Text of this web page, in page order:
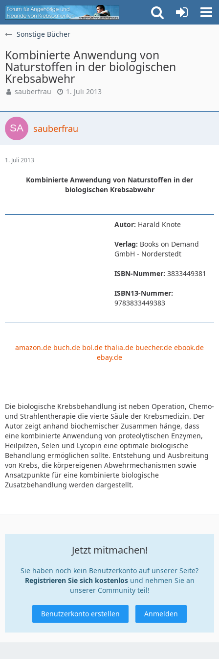
Sonstige Bücher
Kombinierte Anwendung von
Naturstoffen in der biologischen
Krebsabwehr
sauberfrau 1. Juli 2013
sauberfrau
1. Juli 2013
Kombinierte Anwendung von Naturstoffen in der
biologischen Krebsabwehr
Autor: Harald Knote
Verlag: Books on Demand
GmbH - Norderstedt
ISBN-Nummer: 3833449381
ISBN13-Nummer:
9783833449383
amazon.de buch.de bol.de thalia.de buecher.de ebook.de
ebay.de
Die biologische Krebsbehandlung ist neben Operation, Chemo-
und Strahlentherapie die vierte Säule der Krebsmedizin. Der
Autor zeigt anhand biochemischer Zusammen hänge, dass
eine kombinierte Anwendung von proteolytischen Enzymen,
Heilpilzen, Selen und Lycopin eine optimale biologische
Behandlung ermöglichen sollte. Entstehung und Ausbreitung
von Krebs, die körpereigenen Abwehrmechanismen sowie
Ansatzpunkte für eine kombinierte biologische
Zusatzbehandlung werden dargestellt.
Jetzt mitmachen!
Sie haben noch kein Benutzerkonto auf unserer Seite?
Registrieren Sie sich kostenlosund nehmen Sie an
unserer Community teil!
Benutzerkonto erstellen Anmelden